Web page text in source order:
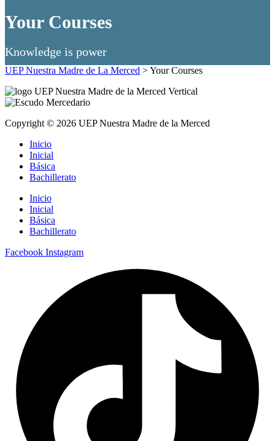
Your Courses
Knowledge is power
UEP Nuestra Madre de La Merced >Your Courses
Copyright © 2026 UEP Nuestra Madre de la Merced
Inicio
Inicial
Básica
Bachillerato
Inicio
Inicial
Básica
Bachillerato
Facebook Instagram